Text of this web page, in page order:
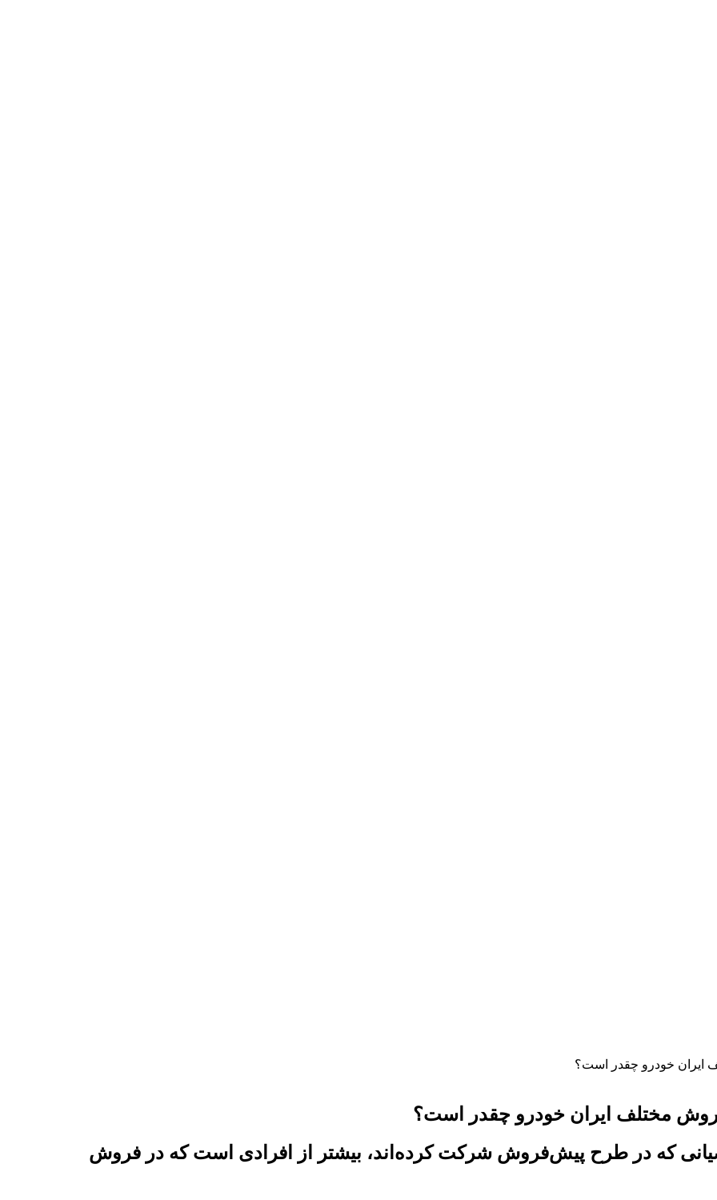
خودرو چقدر است؟
مختلف ایران خودرو چقدر است؟
که در طرح پیش‌فروش شرکت کرده‌اند، بیشتر از افرادی است که در فروش